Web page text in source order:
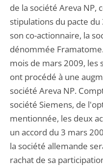
de la société Areva
stipulations du pacte
son co-actionnaire, la
dénommée
mois de mars 2009, les
ont procédé à une
société Areva NP.
société Siemens, de
mentionnée, les deux
un accord du 3 mars
la société allemande
rachat de sa